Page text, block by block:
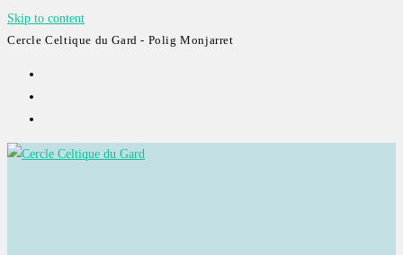
Skip to content
Cercle Celtique du Gard - Polig Monjarret